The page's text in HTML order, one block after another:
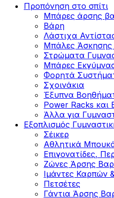
Προπόνηση στο σπίτι
Μπάρες άρσης
Βάρη
Λάστιχα
Μπάλες Άσκησης
Στρώματα
Μπάρες
Φορητά
Σχοινάκια
Έξυπνα
Power Racks και
Άλλα για
Εξοπλισμός
Σέικερ
Αθλητικά
Επιγονατίδες,
Ζώνες Άρσης
Ιμάντες Καρπών
Πετσέτες
Γάντια Άρσης